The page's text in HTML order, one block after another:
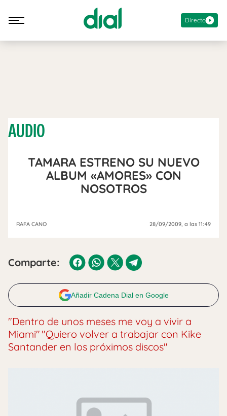
Directo
AUDIO
TAMARA ESTRENO SU NUEVO
ALBUM «AMORES» CON
NOSOTROS
RAFA CANO 28/09/2009, a las 11:49
Comparte:
Añadir Cadena Dial en Google
"Dentro de unos meses me voy a vivir a
Miami" "Quiero volver a trabajar con Kike
Santander en los próximos discos"